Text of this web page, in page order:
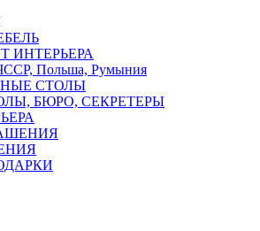
ИНТЕРЬЕРА
Польша, Румыния
СТОЛЫ
БЮРО, СЕКРЕТЕРЫ